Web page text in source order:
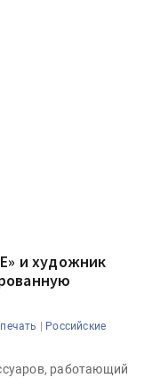
и художник
| Российские
работающий